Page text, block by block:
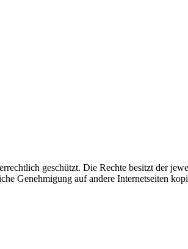
geschützt. Die Rechte besitzt der
Genehmigung auf andere Internetseiten